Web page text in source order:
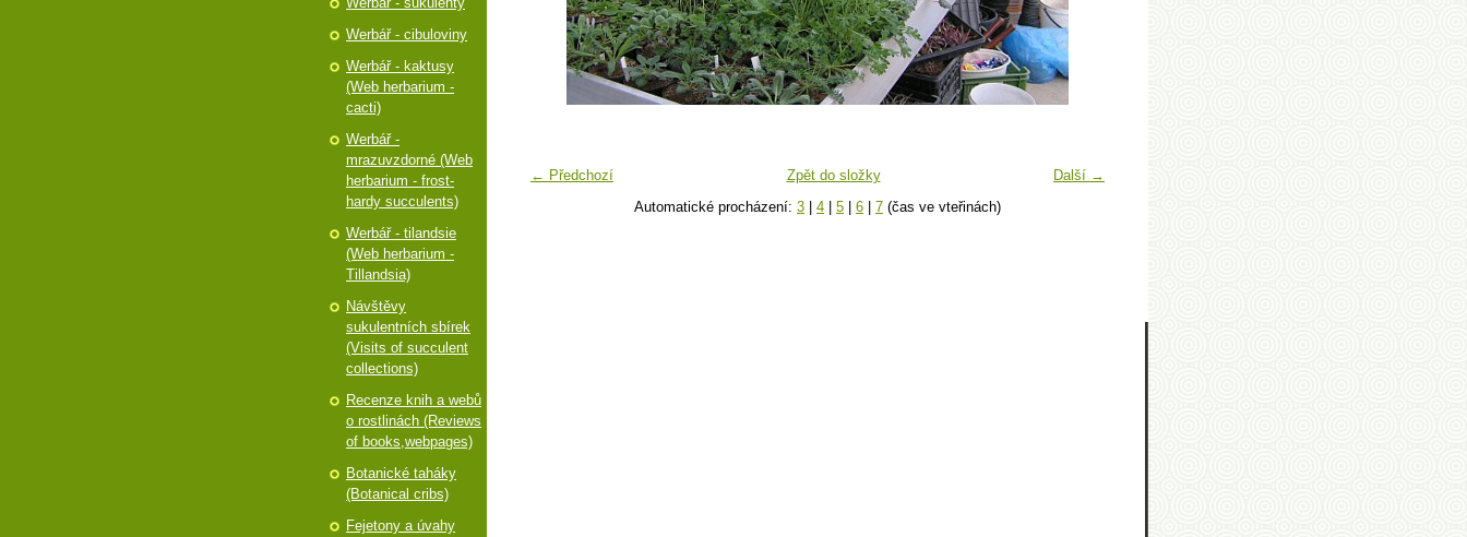
← Předchozí Další →
Zpět do složky
Automatické procházení: 3 4 5 6 7 (čas ve vteřinách)
Werbář - cibuloviny
Werbář - kaktusy
(Web herbarium -
cacti)
Werbář -
mrazuvzdorné (Web
herbarium - frost-
hardy succulents)
Werbář - tilandsie
(Web herbarium -
Tillandsia)
Návštěvy
sukulentních sbírek
(Visits of succulent
collections)
Recenze knih a webů
o rostlinách (Reviews
of books,webpages)
Botanické taháky
(Botanical cribs)
Fejetony a úvahy